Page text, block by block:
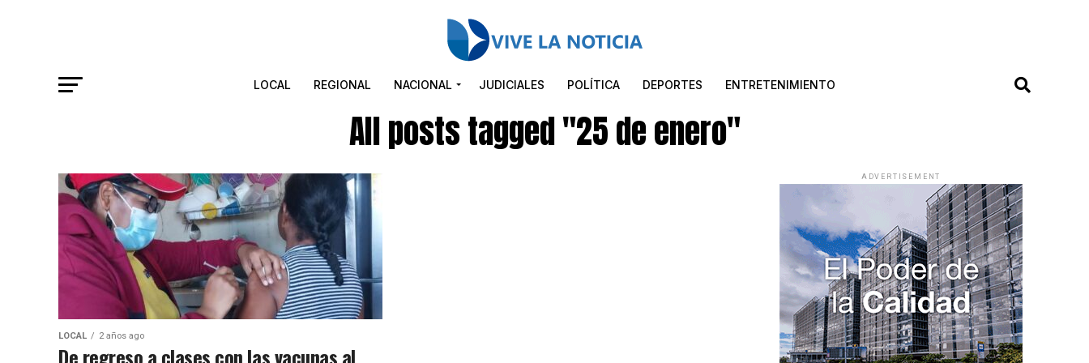
LOCAL REGIONAL NACIONAL JUDICIALES POLÍTICA DEPORTES ENTRETENIMIENTO
All posts tagged "25 de enero"
LOCAL 2 años ago
De regreso a clases con las vacunas al
ADVERTISEMENT